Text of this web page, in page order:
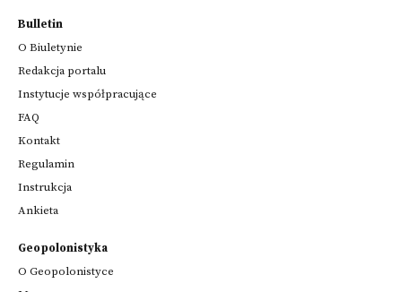
Bulletin
O Biuletynie
Redakcja portalu
Instytucje współpracujące
FAQ
Kontakt
Regulamin
Instrukcja
Ankieta
Geopolonistyka
O Geopolonistyce